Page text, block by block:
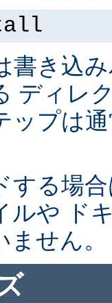
書き込
ディレ
ップは
する場
ルや ド
せん。